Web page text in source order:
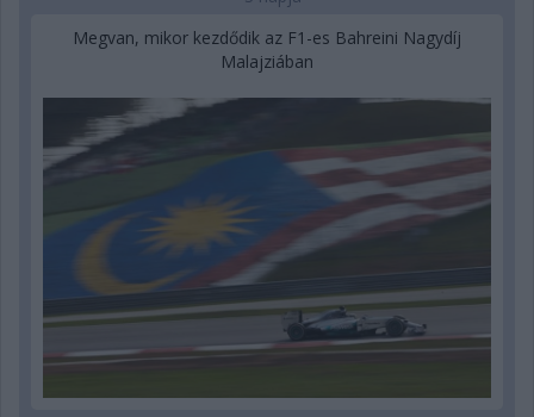
Megvan, mikor kezdődik az F1-es Bahreini Nagydíj
Malajziában